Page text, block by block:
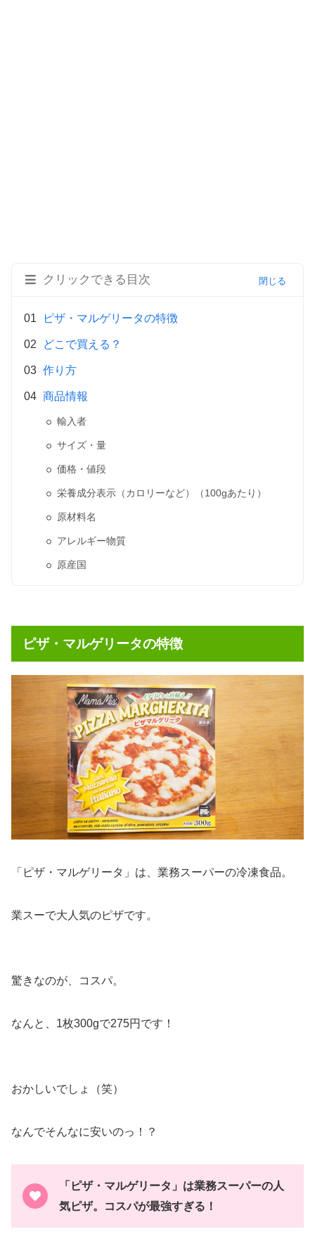
クリックできる目次
ピザ・マルゲリータの特徴
どこで買える？
作り方
商品情報
輸入者
サイズ・量
価格・値段
栄養成分表示（カロリーなど）（100gあたり）
原材料名
アレルギー物質
原産国
ピザ・マルゲリータの特徴
「ピザ・マルゲリータ」は、業務スーパーの冷凍食品。
業スーで大人気のピザです。
驚きなのが、コスパ。
なんと、1枚300gで275円です！
おかしいでしょ（笑）
なんでそんなに安いのっ！？
「ピザ・マルゲリータ」は業務スーパーの人
気ピザ。コスパが最強すぎる！